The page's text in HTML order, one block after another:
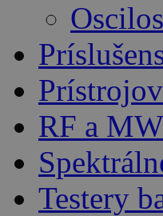
RF a
Testery